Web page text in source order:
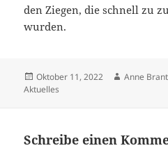
den Ziegen, die schnell zu
wurden.
Veröffentlicht
am
Oktober 11, 2022 Autor
Anne
Aktuelles
Schreibe einen